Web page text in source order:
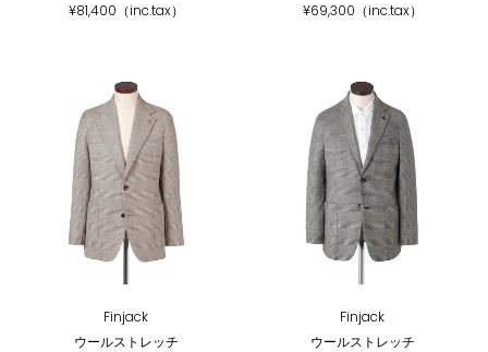
¥81,400（inc.tax）
¥69,300（inc.tax）
Finjack
ウールストレッチ
Finjack
ウールストレッチ